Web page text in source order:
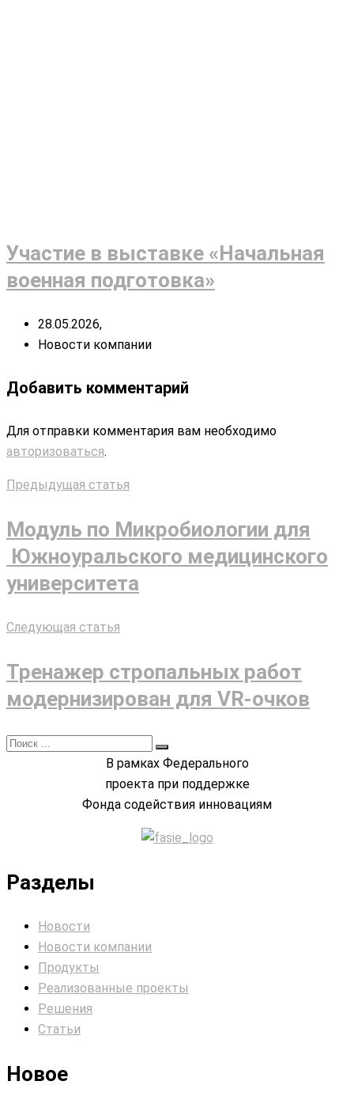
Участие в выставке «Начальная
военная подготовка»
28.05.2026,
Новости компании
Добавить комментарий
Для отправки комментария вам необходимо
авторизоваться.
Предыдущая статья
Модуль по Микробиологии для
Южноуральского медицинского
университета
Следующая статья
Тренажер стропальных работ
модернизирован для VR-очков
В рамках Федерального
проекта при поддержке
Фонда содействия инновациям
Разделы
Новости
Новости компании
Продукты
Реализованные проекты
Решения
Статьи
Новое